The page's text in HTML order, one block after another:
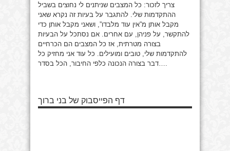
צריך לזכור: כל המצבים שניתנים לי נחוצים בשביל
ההתקדמות שלי. להתגבר על בעיות זה נקרא שאני
מקבל אותן מ”אין עוד מלבדו”, ושאני מקבל אותן כדי
להתקשר, על פניהן, עם אחרים. אם נסתכל על הבעיות
בצורה מטרתית, אז כל המצבים הם הכרחיים
להתקדמות שלי, טובים ומועילים. כל עוד אני מחזיק כל
דף הפייסבוק של בני ברוך